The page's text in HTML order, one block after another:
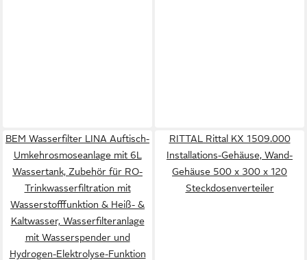
BEM Wasserfilter LINA Auftisch-
Umkehrosmoseanlage mit 6L
Wassertank, Zubehör für RO-
Trinkwasserfiltration mit
Wasserstofffunktion & Heiß- &
Kaltwasser, Wasserfilteranlage
mit Wasserspender und
Hydrogen-Elektrolyse-Funktion
RITTAL Rittal KX 1509.000
Installations-Gehäuse, Wand-
Gehäuse 500 x 300 x 120
Steckdosenverteiler